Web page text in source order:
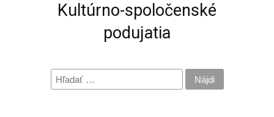
Kultúrno-spoločenské
podujatia
Hľadať: